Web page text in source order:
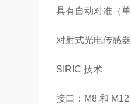
具有自动对准（
对射式光电传感
SIRIC 技术
接口：M8 和